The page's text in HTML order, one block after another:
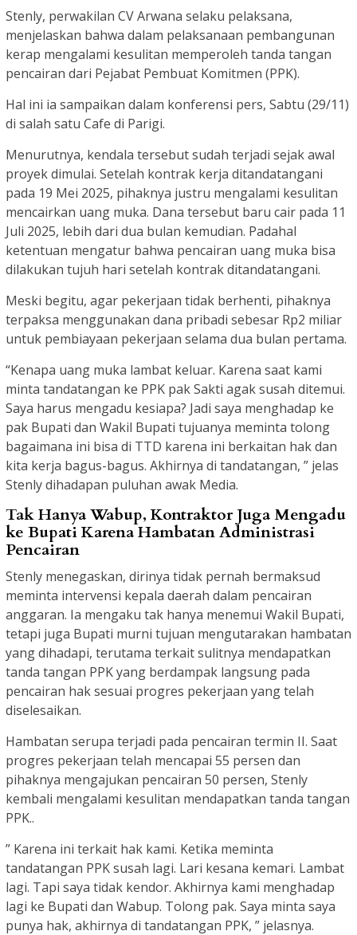
Stenly, perwakilan CV Arwana selaku pelaksana,
menjelaskan bahwa dalam pelaksanaan pembangunan
kerap mengalami kesulitan memperoleh tanda tangan
pencairan dari Pejabat Pembuat Komitmen (PPK).
Hal ini ia sampaikan dalam konferensi pers, Sabtu (29/11)
di salah satu Cafe di Parigi.
Menurutnya, kendala tersebut sudah terjadi sejak awal
proyek dimulai. Setelah kontrak kerja ditandatangani
pada 19 Mei 2025, pihaknya justru mengalami kesulitan
mencairkan uang muka. Dana tersebut baru cair pada 11
Juli 2025, lebih dari dua bulan kemudian. Padahal
ketentuan mengatur bahwa pencairan uang muka bisa
dilakukan tujuh hari setelah kontrak ditandatangani.
Meski begitu, agar pekerjaan tidak berhenti, pihaknya
terpaksa menggunakan dana pribadi sebesar Rp2 miliar
untuk pembiayaan pekerjaan selama dua bulan pertama.
“Kenapa uang muka lambat keluar. Karena saat kami
minta tandatangan ke PPK pak Sakti agak susah ditemui.
Saya harus mengadu kesiapa? Jadi saya menghadap ke
pak Bupati dan Wakil Bupati tujuanya meminta tolong
bagaimana ini bisa di TTD karena ini berkaitan hak dan
kita kerja bagus-bagus. Akhirnya di tandatangan, ” jelas
Stenly dihadapan puluhan awak Media.
Tak Hanya Wabup, Kontraktor Juga Mengadu
ke Bupati Karena Hambatan Administrasi
Pencairan
Stenly menegaskan, dirinya tidak pernah bermaksud
meminta intervensi kepala daerah dalam pencairan
anggaran. Ia mengaku tak hanya menemui Wakil Bupati,
tetapi juga Bupati murni tujuan mengutarakan hambatan
yang dihadapi, terutama terkait sulitnya mendapatkan
tanda tangan PPK yang berdampak langsung pada
pencairan hak sesuai progres pekerjaan yang telah
diselesaikan.
Hambatan serupa terjadi pada pencairan termin II. Saat
progres pekerjaan telah mencapai 55 persen dan
pihaknya mengajukan pencairan 50 persen, Stenly
kembali mengalami kesulitan mendapatkan tanda tangan
PPK..
” Karena ini terkait hak kami. Ketika meminta
tandatangan PPK susah lagi. Lari kesana kemari. Lambat
lagi. Tapi saya tidak kendor. Akhirnya kami menghadap
lagi ke Bupati dan Wabup. Tolong pak. Saya minta saya
punya hak, akhirnya di tandatangan PPK, ” jelasnya.